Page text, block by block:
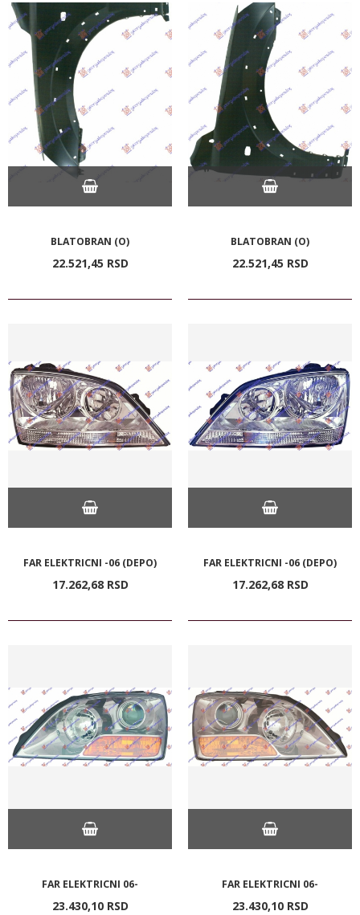
BLATOBRAN (O)
22.521,45 RSD
BLATOBRAN (O)
22.521,45 RSD
FAR ELEKTRICNI -06 (DEPO)
17.262,68 RSD
FAR ELEKTRICNI -06 (DEPO)
17.262,68 RSD
FAR ELEKTRICNI 06-
23.430,10 RSD
FAR ELEKTRICNI 06-
23.430,10 RSD